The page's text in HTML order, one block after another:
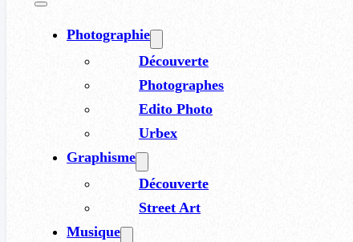
Photographie
Découverte
Photographes
Edito Photo
Urbex
Graphisme
Découverte
Street Art
Musique